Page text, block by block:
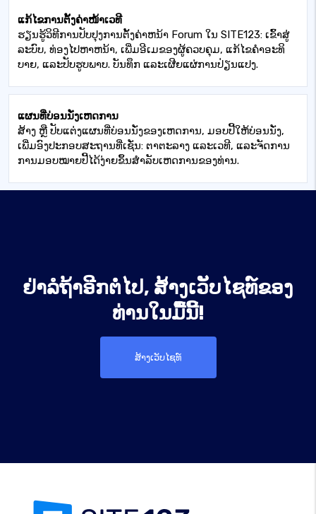
ແກ້ໄຂການຕັ້ງຄ່າໜ້າເວທີ
ຮຽນ​ຮູ້​ວິ​ທີ​ການ​ປັບ​ປຸງ​ການ​ຕັ້ງ​ຄ່າ​ຫນ້າ Forum ໃນ SITE123​: ເຂົ້າ​ສູ່​
ລະ​ບົບ​, ທ່ອງ​ໄປ​ຫາ​ຫນ້າ​, ເພີ່ມ​ອີ​ເມ​ຂອງ​ຜູ້​ຄວບ​ຄຸມ​, ແກ້​ໄຂ​ຄໍາ​ອະ​ທິ​
ບາຍ​, ແລະ​ປັບ​ຮູບ​ພາບ​. ບັນທຶກ ແລະເຜີຍແຜ່ການປ່ຽນແປງ.
ແຜນທີ່ບ່ອນນັ່ງເຫດການ
ສ້າງ ຫຼື ປັບແຕ່ງແຜນທີ່ບ່ອນນັ່ງຂອງເຫດການ, ມອບປີ້ໃຫ້ບ່ອນນັ່ງ,
ເພີ່ມອົງປະກອບສະຖານທີ່ເຊັ່ນ: ຕາຕະລາງ ແລະເວທີ, ແລະຈັດການ
ການມອບໝາຍປີ້ໄດ້ງ່າຍຂຶ້ນສໍາລັບເຫດການຂອງທ່ານ.
ຢ່າລໍຖ້າອີກຕໍ່ໄປ, ສ້າງເວັບໄຊທ໌ຂອງ
ທ່ານໃນມື້ນີ້!
ສ້າງເວັບໄຊທ໌